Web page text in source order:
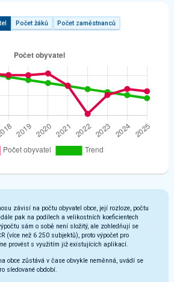
závisí na počtu obyvatel obce, její rozloze, počtu
pak na podílech a velikostních koeficientech
sám o sobě není složitý, ale zohledňují se
(více než 6 250 subjektů), proto výpočet pro
provést s využitím již existujících aplikací.
obce zůstává v čase obvykle neměnná, uvádí se
sledované období.
Počet žáků Počet zaměstnanců